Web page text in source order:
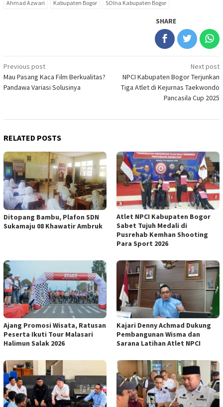
Ahmad Azwari Kabupaten Bogor SOIna Kabupaten Bogor
SHARE
Post
navigation
Previous post
Mau Pasang Kaca Film Berkualitas?
Pandawa Variasi Solusinya
Next post
NPCI Kabupaten Bogor Terjunkan
Tiga Atlet di Kejurnas Taekwondo
Pancasila Cup 2025
RELATED POSTS
Ditopang Bambu, Plafon SDN
Sukamaju 08 Khawatir Ambruk
Atlet NPCI Kabupaten Bogor
Sabet Tujuh Medali di
Pusrehab Kemhan Shooting
Para Sport 2026
Ajang Promosi Wisata, Ratusan
Peserta Ikuti Tour Malasari
Halimun Salak 2026
Kajari Denny Achmad Dukung
Pembangunan Wisma dan
Sarana Latihan Atlet NPCI